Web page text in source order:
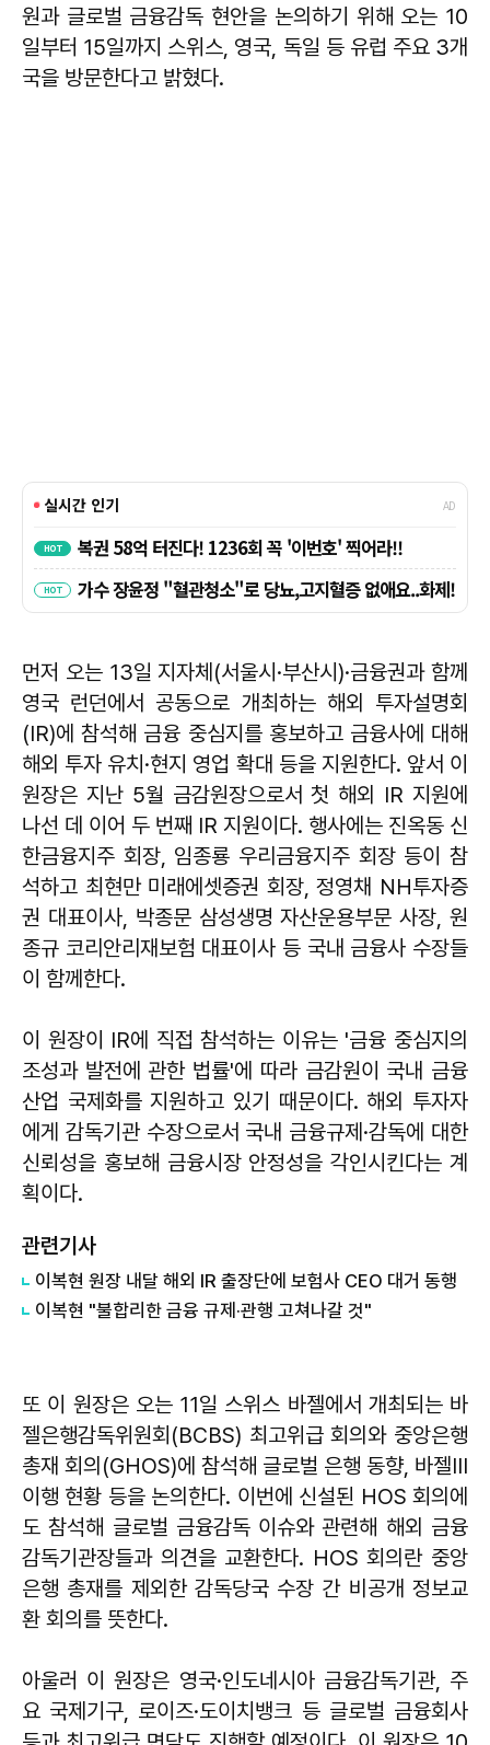
원과 글로벌 금융감독 현안을 논의하기 위해 오는 10
일부터 15일까지 스위스, 영국, 독일 등 유럽 주요 3개
국을 방문한다고 밝혔다.
먼저 오는 13일 지자체(서울시·부산시)·금융권과 함께
영국 런던에서 공동으로 개최하는 해외 투자설명회
(IR)에 참석해 금융 중심지를 홍보하고 금융사에 대해
해외 투자 유치·현지 영업 확대 등을 지원한다. 앞서 이
원장은 지난 5월 금감원장으로서 첫 해외 IR 지원에
나선 데 이어 두 번째 IR 지원이다. 행사에는 진옥동 신
한금융지주 회장, 임종룡 우리금융지주 회장 등이 참
석하고 최현만 미래에셋증권 회장, 정영채 NH투자증
권 대표이사, 박종문 삼성생명 자산운용부문 사장, 원
종규 코리안리재보험 대표이사 등 국내 금융사 수장들
이 함께한다.
이 원장이 IR에 직접 참석하는 이유는 '금융 중심지의
조성과 발전에 관한 법률'에 따라 금감원이 국내 금융
산업 국제화를 지원하고 있기 때문이다. 해외 투자자
에게 감독기관 수장으로서 국내 금융규제·감독에 대한
신뢰성을 홍보해 금융시장 안정성을 각인시킨다는 계
획이다.
관련기사
이복현 원장 내달 해외 IR 출장단에 보험사 CEO 대거 동행
​이복현 "불합리한 금융 규제·관행 고쳐나갈 것"
또 이 원장은 오는 11일 스위스 바젤에서 개최되는 바
젤은행감독위원회(BCBS) 최고위급 회의와 중앙은행
총재 회의(GHOS)에 참석해 글로벌 은행 동향, 바젤Ⅲ
이행 현황 등을 논의한다. 이번에 신설된 HOS 회의에
도 참석해 글로벌 금융감독 이슈와 관련해 해외 금융
감독기관장들과 의견을 교환한다. HOS 회의란 중앙
은행 총재를 제외한 감독당국 수장 간 비공개 정보교
환 회의를 뜻한다.
아울러 이 원장은 영국·인도네시아 금융감독기관, 주
요 국제기구, 로이즈·도이치뱅크 등 글로벌 금융회사